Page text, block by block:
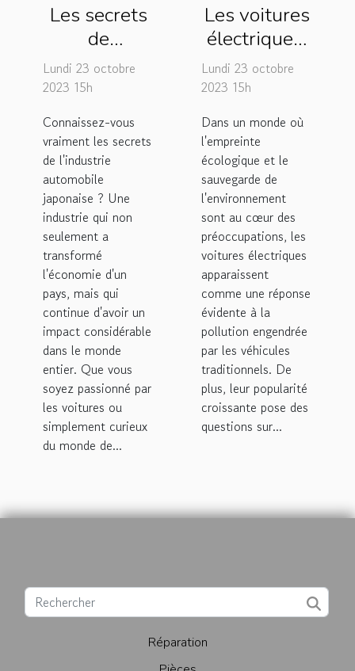
Les secrets
de
l'industrie
automobile
Lundi 23 octobre
2023 15h
Connaissez-vous
vraiment les secrets
de l'industrie
automobile
japonaise ? Une
industrie qui non
seulement a
transformé
l'économie d'un
pays, mais qui
continue d'avoir un
impact considérable
dans le monde
entier. Que vous
soyez passionné par
les voitures ou
simplement curieux
du monde de...
Les voitures
électriques,
une menace
pour le
pétrolier ?
Lundi 23 octobre
2023 15h
Dans un monde où
l'empreinte
écologique et le
sauvegarde de
l'environnement
sont au cœur des
préoccupations, les
voitures électriques
apparaissent
comme une réponse
évidente à la
pollution engendrée
par les véhicules
traditionnels. De
plus, leur popularité
croissante pose des
questions sur...
Réparation